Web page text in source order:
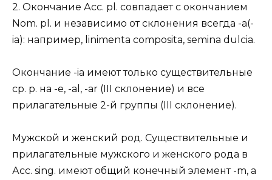
2. Окончание Асс. pl. совпадает с окончанием
Nom. pl. и независимо от склонения всегда -a(-
ia): например, linimenta composita, semina dulcia.
Окончание -ia имеют только существительные
ср. р. на -е, -al, -ar (III склонение) и все
прилагательные 2-й группы (III склонение).
Мужской и женский род. Существительные и
прилагательные мужского и женского рода в
Асс. sing. имеют общий конечный элемент -m, а